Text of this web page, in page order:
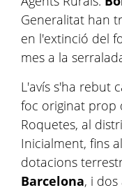
Generalitat han
en l'extinció del
mes a la
L'avís s'ha rebut
foc originat prop
Roquetes, al
Inicialment, fins
dotacions
Barcelona, i